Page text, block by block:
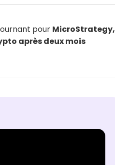
pour MicroStrategy,
après deux mois